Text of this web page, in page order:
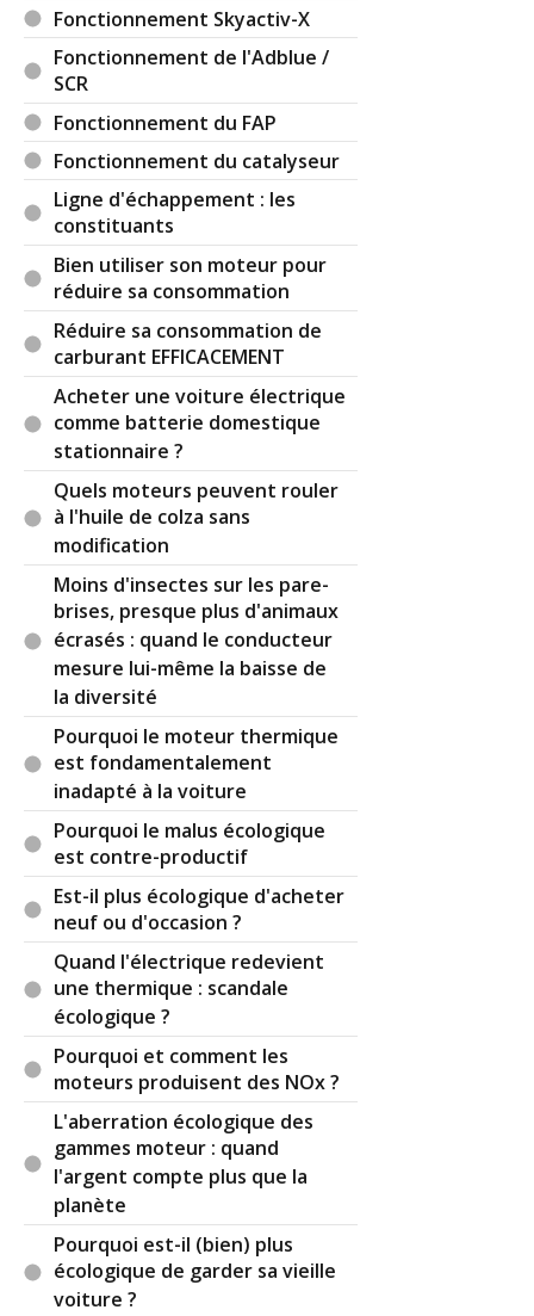
Fonctionnement Skyactiv-X
Fonctionnement de l'Adblue /
SCR
Fonctionnement du FAP
Fonctionnement du catalyseur
Ligne d'échappement : les
constituants
Bien utiliser son moteur pour
réduire sa consommation
Réduire sa consommation de
carburant EFFICACEMENT
Acheter une voiture électrique
comme batterie domestique
stationnaire ?
Quels moteurs peuvent rouler
à l'huile de colza sans
modification
Moins d'insectes sur les pare-
brises, presque plus d'animaux
écrasés : quand le conducteur
mesure lui-même la baisse de
la diversité
Pourquoi le moteur thermique
est fondamentalement
inadapté à la voiture
Pourquoi le malus écologique
est contre-productif
Est-il plus écologique d'acheter
neuf ou d'occasion ?
Quand l'électrique redevient
une thermique : scandale
écologique ?
Pourquoi et comment les
moteurs produisent des NOx ?
L'aberration écologique des
gammes moteur : quand
l'argent compte plus que la
planète
Pourquoi est-il (bien) plus
écologique de garder sa vieille
voiture ?